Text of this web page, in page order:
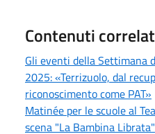
Contenuti
Gli eventi della Settimana
2025: «Terrizuolo, dal
riconoscimento come PAT»
Matinée per le scuole al
scena "La Bambina Librata"